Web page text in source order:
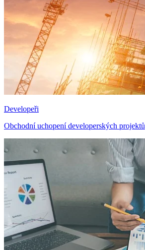
Developeři
Obchodní uchopení developerských projektů